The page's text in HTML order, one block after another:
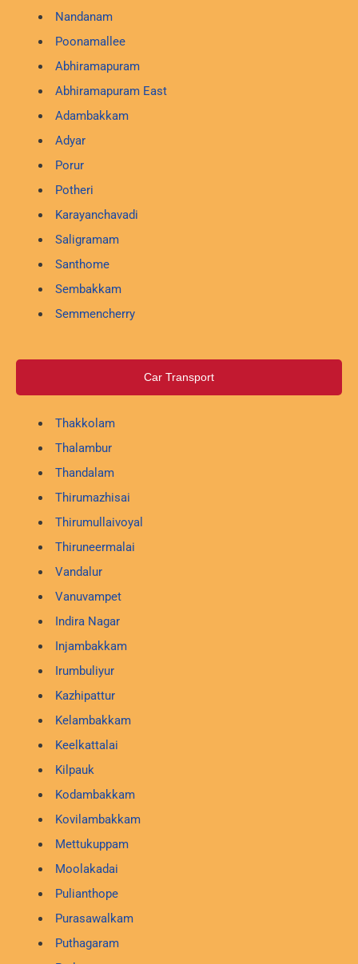
Nandanam
Poonamallee
Abhiramapuram
Abhiramapuram East
Adambakkam
Adyar
Porur
Potheri
Karayanchavadi
Saligramam
Santhome
Sembakkam
Semmencherry
Car Transport
Thakkolam
Thalambur
Thandalam
Thirumazhisai
Thirumullaivoyal
Thiruneermalai
Vandalur
Vanuvampet
Indira Nagar
Injambakkam
Irumbuliyur
Kazhipattur
Kelambakkam
Keelkattalai
Kilpauk
Kodambakkam
Kovilambakkam
Mettukuppam
Moolakadai
Pulianthope
Purasawalkam
Puthagaram